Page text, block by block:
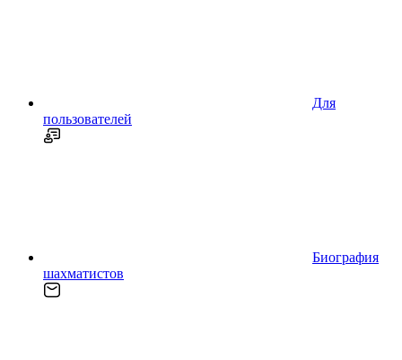
Для
пользователей
Биография
шахматистов